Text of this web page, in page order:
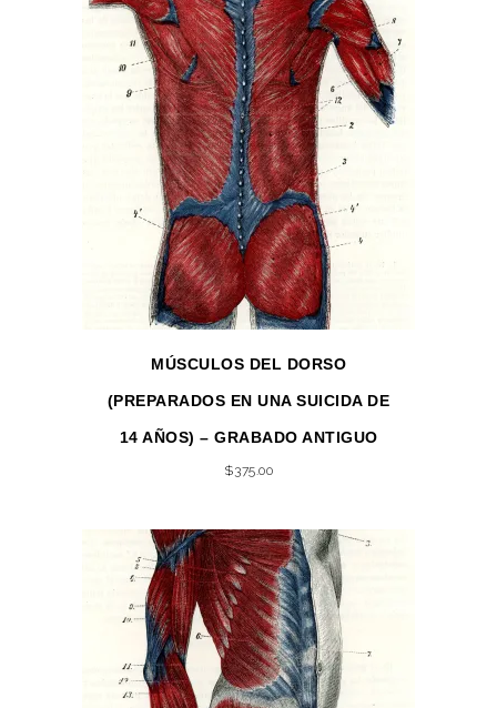
MÚSCULOS DEL DORSO
(PREPARADOS EN UNA SUICIDA DE
14 AÑOS) – GRABADO ANTIGUO
$375.00